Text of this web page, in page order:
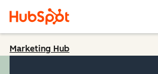
Marketing Hub